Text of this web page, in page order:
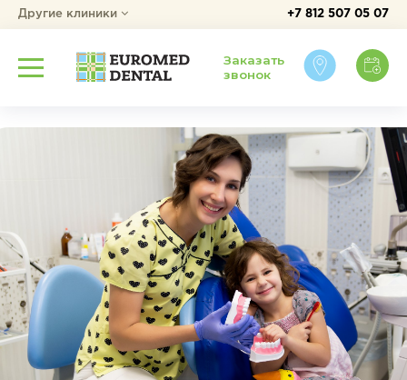
+7 812 507 05 07
Другие клиники
Заказать
звонок